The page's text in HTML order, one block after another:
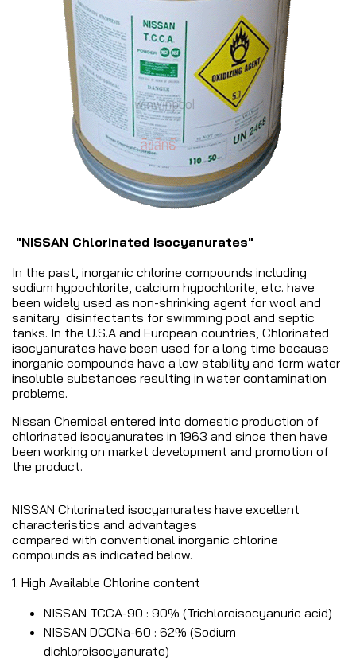
"NISSAN Chlorinated Isocyanurates"
In the past, inorganic chlorine compounds including
sodium hypochlorite, calcium hypochlorite, etc. have
been widely used as non-shrinking agent for wool and
sanitary disinfectants for swimming pool and septic
tanks. In the U.S.A and European countries, Chlorinated
isocyanurates have been used for a long time because
inorganic compounds have a low stability and form water
insoluble substances resulting in water contamination
problems.
Nissan Chemical entered into domestic production of
chlorinated isocyanurates in 1963 and since then have
been working on market development and promotion of
the product.
NISSAN Chlorinated isocyanurates have excellent
characteristics and advantages
compared with conventional inorganic chlorine
compounds as indicated below.
1. High Available Chlorine content
NISSAN TCCA-90 : 90% (Trichloroisocyanuric acid)
NISSAN DCCNa-60 : 62% (Sodium
dichloroisocyanurate)